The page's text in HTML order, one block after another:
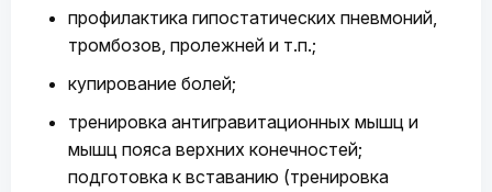
профилактика гипостатических пневмоний,
тромбозов, пролежней и т.п.;
купирование болей;
тренировка антигравитационных мышц и
мышц пояса верхних конечностей;
подготовка к вставанию (тренировка